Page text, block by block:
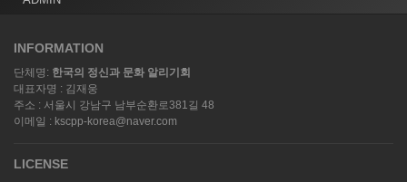
INFORMATION
단체명: 한국의 정신과 문화 알리기회
대표자명 : 김재웅
주소 : 서울시 강남구 남부순환로381길 48
이메일 : kscpp-korea@naver.com
LICENSE